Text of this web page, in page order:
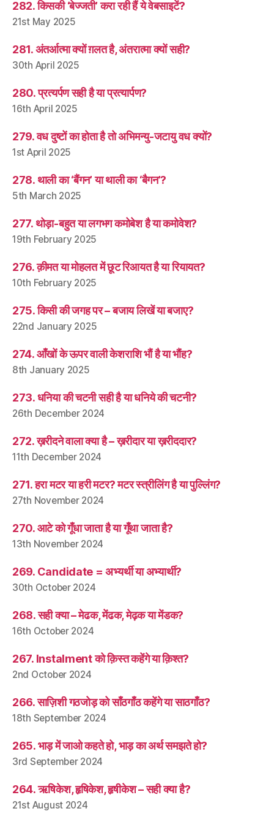
282. किसकी ‘बेज्जती’ करा रही हैं ये वेबसाइटें?
21st May 2025
281. अंतर्आत्मा क्यों ग़लत है, अंतरात्मा क्यों सही?
30th April 2025
280. प्रत्यर्पण सही है या प्रत्यार्पण?
16th April 2025
279. वध दुष्टों का होता है तो अभिमन्यु-जटायु वध क्यों?
1st April 2025
278. थाली का ‘बैंगन’ या थाली का ‘बैगन’?
5th March 2025
277. थोड़ा-बहुत या लगभग कमोबेश है या कमोवेश?
19th February 2025
276. क़ीमत या मोहलत में छूट रिआयत है या रियायत?
10th February 2025
275. किसी की जगह पर – बजाय लिखें या बजाए?
22nd January 2025
274. आँखों के ऊपर वाली केशराशि भौं है या भौंह?
8th January 2025
273. धनिया की चटनी सही है या धनिये की चटनी?
26th December 2024
272. ख़रीदने वाला क्या है – ख़रीदार या ख़रीददार?
11th December 2024
271. हरा मटर या हरी मटर? मटर स्त्रीलिंग है या पुल्लिंग?
27th November 2024
270. आटे को गूँधा जाता है या गूँथा जाता है?
13th November 2024
269. Candidate = अभ्यर्थी या अभ्यार्थी?
30th October 2024
268. सही क्या – मेढक, मेंढक, मेढ़क या मेंडक?
16th October 2024
267. Instalment को क़िस्त कहेंगे या क़िश्त?
2nd October 2024
266. साज़िशी गठजोड़ को साँठगाँठ कहेंगे या साठगाँठ?
18th September 2024
265. भाड़ में जाओ कहते हो, भाड़ का अर्थ समझते हो?
3rd September 2024
264. ऋषिकेश, हृषिकेश, हृषीकेश – सही क्या है?
21st August 2024